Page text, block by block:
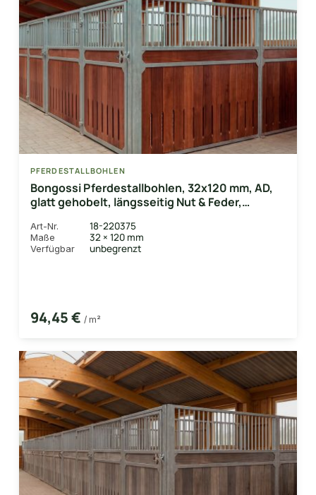
PFERDESTALLBOHLEN
Bongossi Pferdestallbohlen, 32x120 mm, AD,
glatt gehobelt, längsseitig Nut & Feder,
Art-Nr. 18-220375
Maße 32 × 120 mm
Verfügbar unbegrenzt
94,45 € / m²